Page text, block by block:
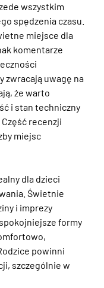
wszystkim
spędzenia czasu.
miejsce dla
komentarze
zwracają uwagę na
że warto
i stan techniczny
recenzji
miejsc
dla dzieci
Świetnie
i imprezy
formy
powinni
szczególnie w